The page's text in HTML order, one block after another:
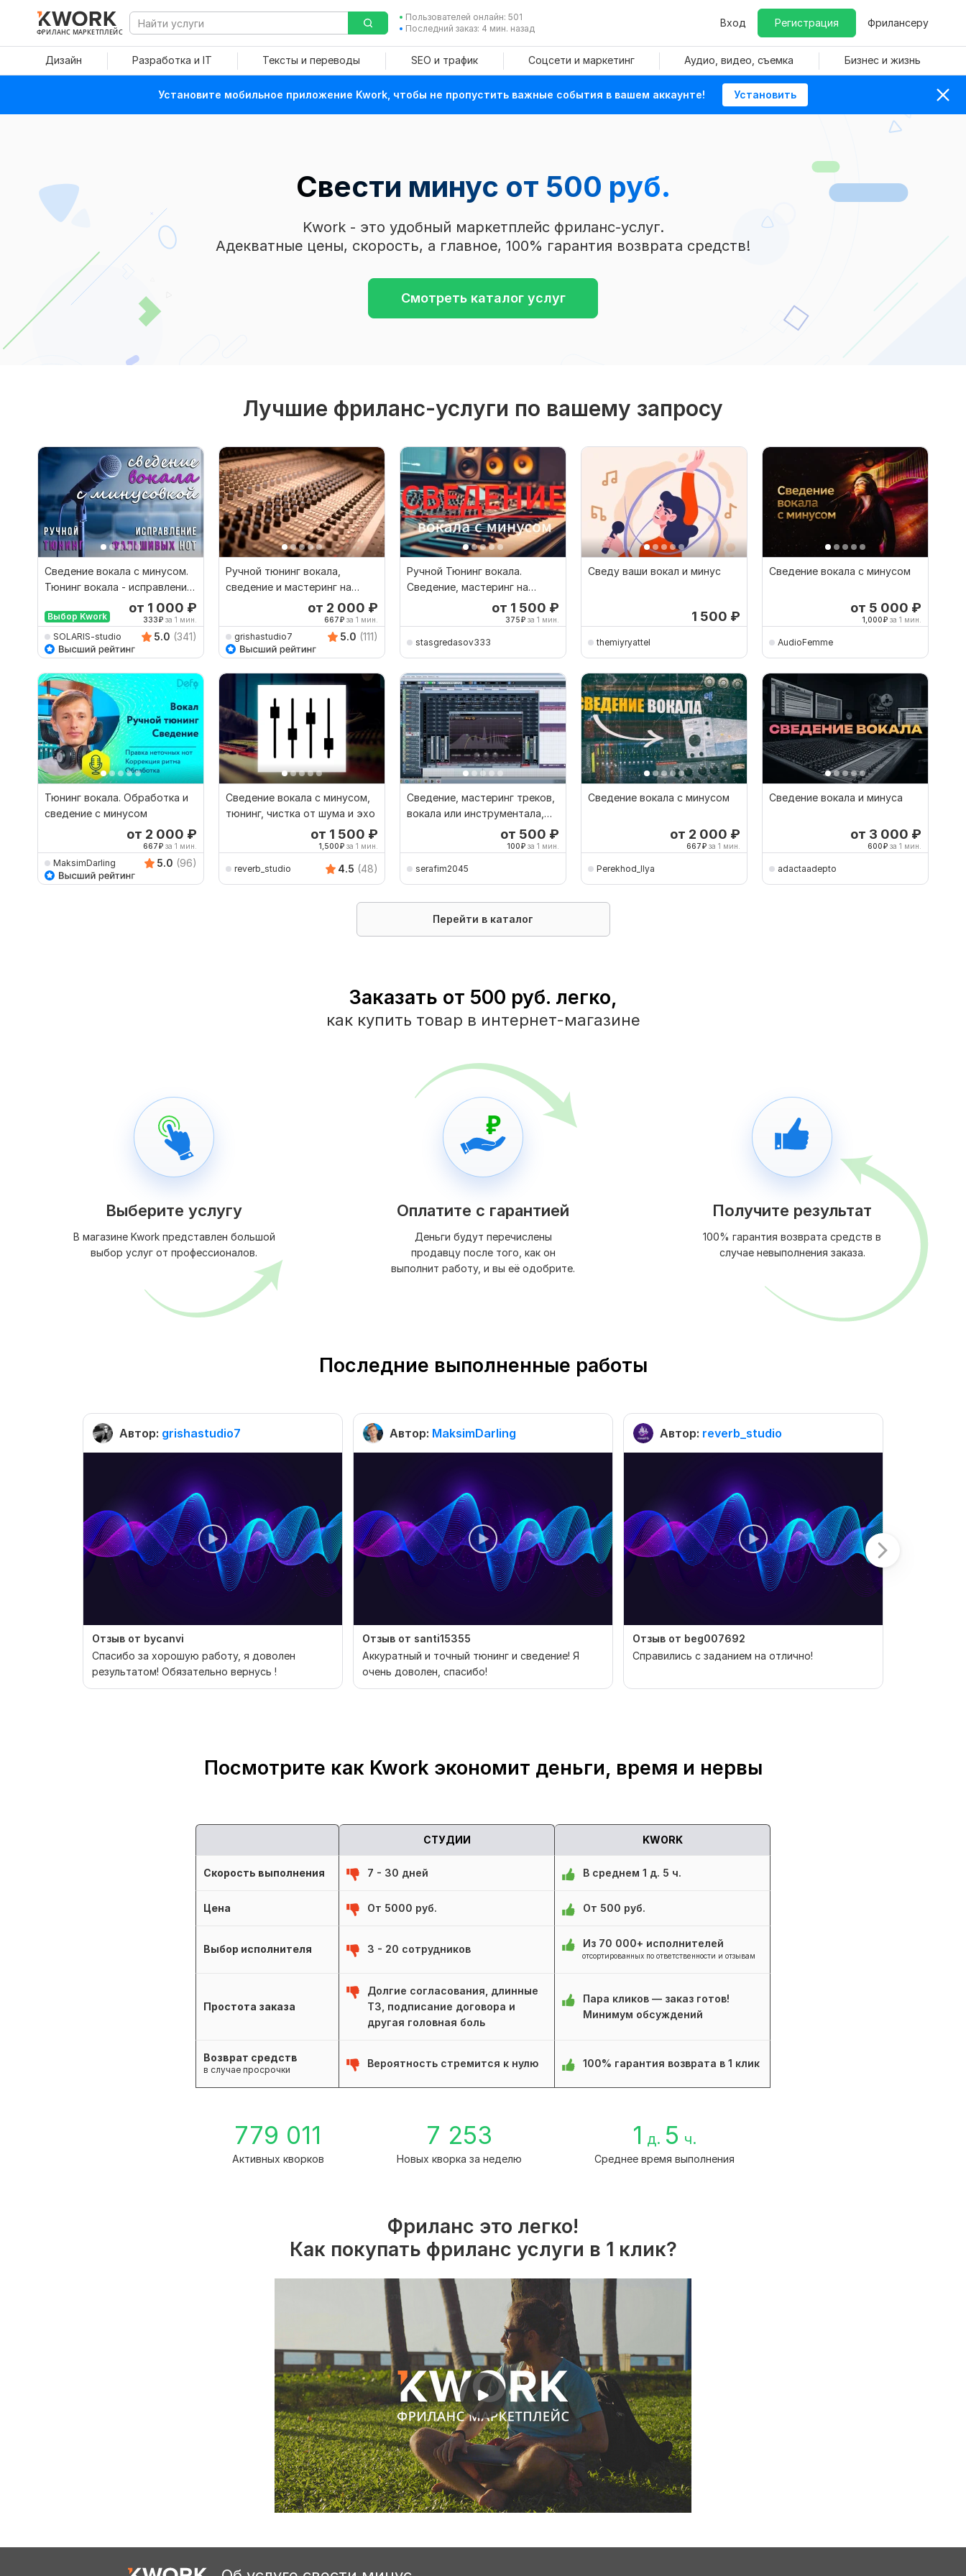
ФРИЛАНС МАРКЕТПЛЕЙС
Пользователей онлайн: 501
Последний заказ: 4 мин. назад
Вход Регистрация Фрилансеру
Дизайн Разработка и IT Тексты и переводы SEO и трафик Соцсети и маркетинг Аудио, видео, съемка Бизнес и жизнь
Установите мобильное приложение Kwork, чтобы не пропустить важные события в вашем аккаунте! Установить
Свести минус от 500 руб.
Kwork - это удобный маркетплейс фриланс-услуг.
Адекватные цены, скорость, а главное, 100% гарантия возврата средств!
Смотреть каталог услуг
Лучшие фриланс-услуги по вашему запросу
Сведение вокала с минусом.
Тюнинг вокала - исправление
Выбор Kwork
от 1 000 ₽
333₽ за 1 мин.
SOLARIS-studio 5.0 (341)
Ручной тюнинг вокала,
сведение и мастеринг на
от 2 000 ₽
667₽ за 1 мин.
grishastudio7 5.0 (111)
Ручной Тюнинг вокала.
Сведение, мастеринг на
от 1 500 ₽
375₽ за 1 мин.
stasgredasov333
Сведу ваши вокал и минус
1 500 ₽
themiyryattel
Сведение вокала с минусом
от 5 000 ₽
1,000₽ за 1 мин.
AudioFemme
Тюнинг вокала. Обработка и
сведение с минусом
от 2 000 ₽
667₽ за 1 мин.
MaksimDarling 5.0 (96)
Сведение вокала с минусом,
тюнинг, чистка от шума и эхо
от 1 500 ₽
1,500₽ за 1 мин.
reverb_studio 4.5 (48)
Сведение, мастеринг треков,
вокала или инструментала,
от 500 ₽
100₽ за 1 мин.
serafim2045
Сведение вокала с минусом
от 2 000 ₽
667₽ за 1 мин.
Perekhod_Ilya
Сведение вокала и минуса
от 3 000 ₽
600₽ за 1 мин.
adactaadepto
Перейти в каталог
Заказать от 500 руб. легко,
как купить товар в интернет-магазине
Выберите услугу
В магазине Kwork представлен большой
выбор услуг от профессионалов.
Оплатите с гарантией
Деньги будут перечислены
продавцу после того, как он
выполнит работу, и вы её одобрите.
Получите результат
100% гарантия возврата средств в
случае невыполнения заказа.
Последние выполненные работы
Автор: grishastudio7
Отзыв от bycanvi
Спасибо за хорошую работу, я доволен
результатом! Обязательно вернусь !
Автор: MaksimDarling
Отзыв от santi15355
Аккуратный и точный тюнинг и сведение! Я
очень доволен, спасибо!
Автор: reverb_studio
Отзыв от beg007692
Справились с заданием на отлично!
Посмотрите как Kwork экономит деньги, время и нервы
СТУДИИ KWORK
Скорость выполнения 7 - 30 дней В среднем 1 д. 5 ч.
Цена От 5000 руб. От 500 руб.
Выбор исполнителя 3 - 20 сотрудников Из 70 000+ исполнителей
отсортированных по ответственности и отзывам
Простота заказа
Долгие согласования, длинные
ТЗ, подписание договора и
другая головная боль
Пара кликов — заказ готов!
Минимум обсуждений
Возврат средств
в случае просрочки
Вероятность стремится к нулю 100% гарантия возврата в 1 клик
779 011
Активных кворков
7 253
Новых кворка за неделю
1 д. 5 ч.
Среднее время выполнения
Фриланс это легко!
Как покупать фриланс услуги в 1 клик?